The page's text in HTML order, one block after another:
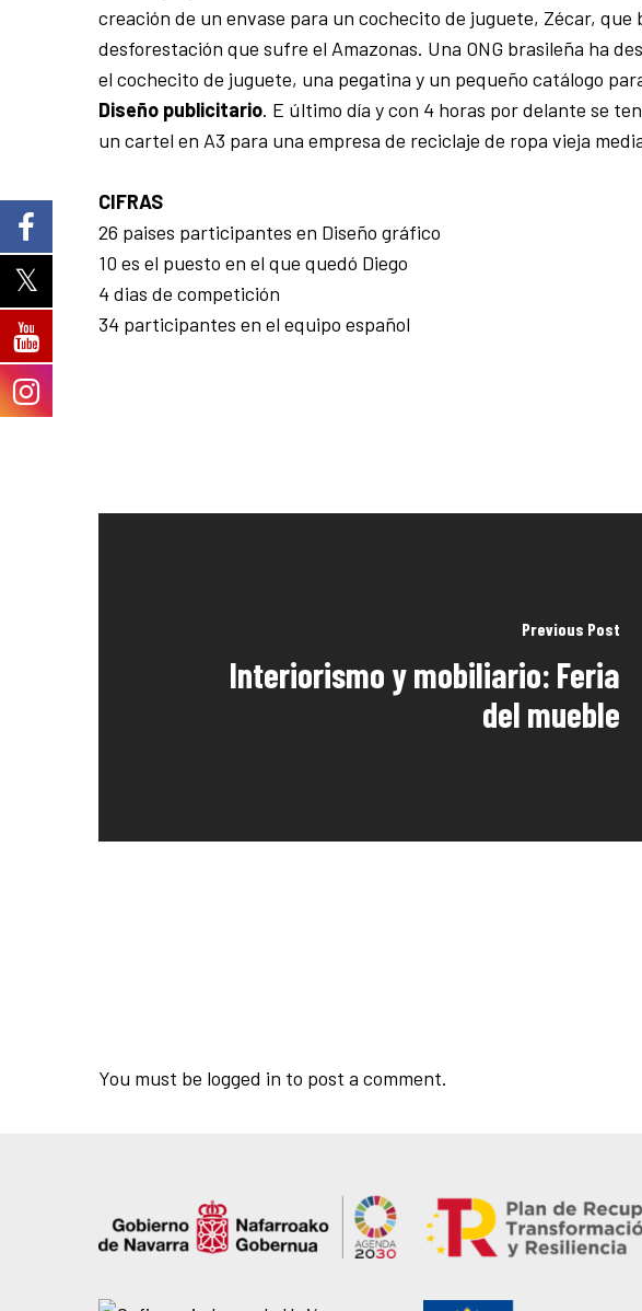
creación de un envase para un cochecito de juguete, Zécar, que
desforestación que sufre el Amazonas. Una ONG brasileña ha
el cochecito de juguete, una pegatina y un pequeño catálogo
Diseño publicitario. E último día y con 4 horas por delante se
un cartel en A3 para una empresa de reciclaje de ropa vieja
CIFRAS
26 paises participantes en Diseño gráfico
10 es el puesto en el que quedó Diego
4 dias de competición
34 participantes en el equipo español
Previous Post
Interiorismo y mobiliario: Feria
del mueble
You must be logged in to post a comment.